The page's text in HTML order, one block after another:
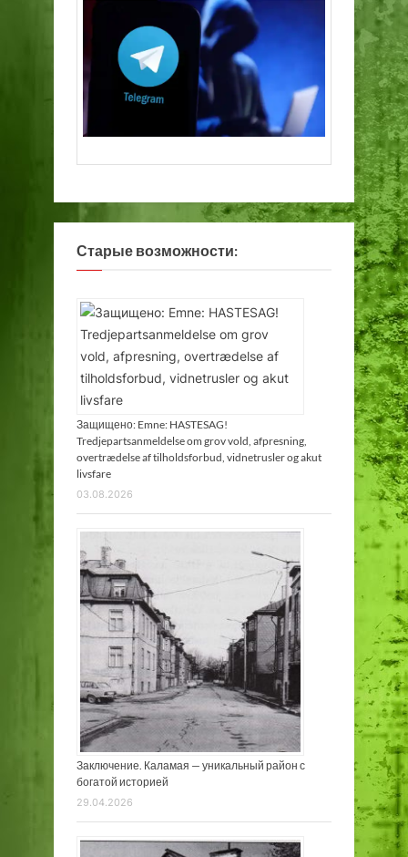
Старые возможности:
Защищено: Emne: HASTESAG!
Tredjepartsanmeldelse om grov vold, afpresning,
overtrædelse af tilholdsforbud, vidnetrusler og akut
livsfare
03.08.2026
Заключение. Каламая — уникальный район с
богатой историей
29.04.2026